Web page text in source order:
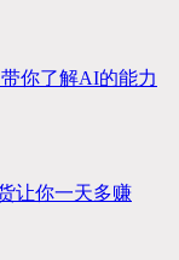
你了解AI的能力
让你一天多赚